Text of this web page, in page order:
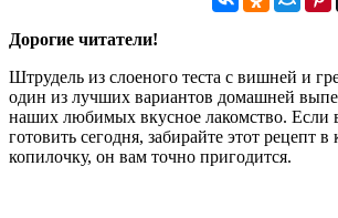
Дорогие читатели!
Штрудель из слоеного теста с вишней и
один из лучших вариантов домашней
наших любимых вкусное лакомство. Если
готовить сегодня, забирайте этот рецепт
копилочку, он вам точно пригодится.